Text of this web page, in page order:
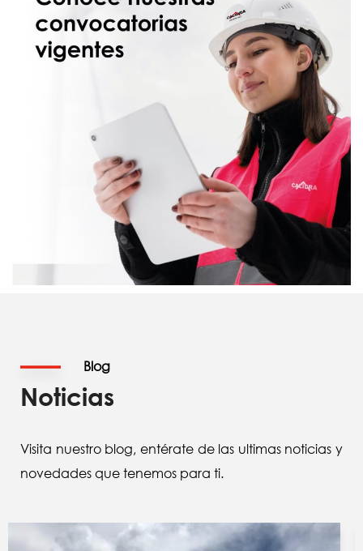
Blog
Noticias
Visita nuestro blog, entérate de las ultimas noticias y
novedades que tenemos para ti.